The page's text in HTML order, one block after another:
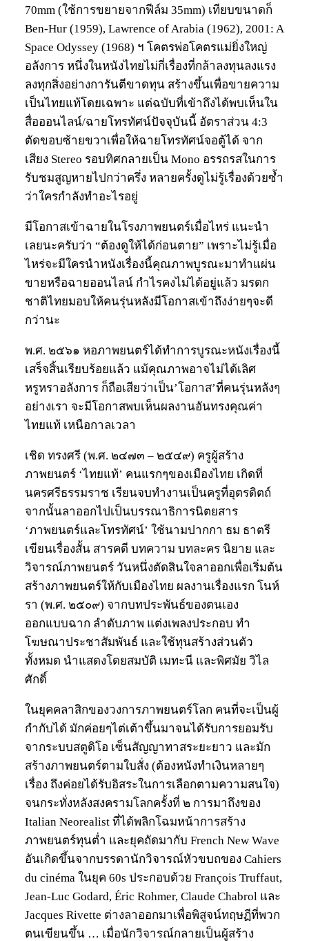
70mm (ใช้การขยายจากฟีล์ม 35mm) เทียบขนาดก็
Ben-Hur (1959), Lawrence of Arabia (1962), 2001: A
Space Odyssey (1968) ฯ โคตรพ่อโคตรแม่ยิ่งใหญ่
อลังการ หนึ่งในหนังไทยไม่กี่เรื่องที่กล้าลงทุนลงแรง
ลงทุกสิ่งอย่างการันตีขาดทุน สร้างขึ้นเพื่อขายความ
เป็นไทยแท้โดยเฉพาะ แต่ฉบับที่เข้าถึงได้พบเห็นใน
สื่อออนไลน์/ฉายโทรทัศน์ปัจจุบันนี้ อัตราส่วน 4:3
ตัดขอบซ้ายขวาเพื่อให้ฉายโทรทัศน์จอตู้ได้ จาก
เสียง Stereo รอบทิศกลายเป็น Mono อรรถรสในการ
รับชมสูญหายไปกว่าครึ่ง หลายครั้งดูไม่รู้เรื่องด้วยซ้ำ
ว่าใครกำลังทำอะไรอยู่
มีโอกาสเข้าฉายในโรงภาพยนตร์เมื่อไหร่ แนะนำ
เลยนะครับว่า “ต้องดูให้ได้ก่อนตาย” เพราะไม่รู้เมื่อ
ไหร่จะมีใครนำหนังเรื่องนี้คุณภาพบูรณะมาทำแผ่น
ขายหรือฉายออนไลน์ กำไรคงไม่ได้อยู่แล้ว มรดก
ชาติไทยมอบให้คนรุ่นหลังมีโอกาสเข้าถึงง่ายๆจะดี
กว่านะ
พ.ศ. ๒๕๖๑ หอภาพยนตร์ได้ทำการบูรณะหนังเรื่องนี้
เสร็จสิ้นเรียบร้อยแล้ว แม้คุณภาพอาจไม่ได้เลิศ
หรูหราอลังการ ก็ถือเสียว่าเป็น’โอกาส’ที่คนรุ่นหลังๆ
อย่างเรา จะมีโอกาสพบเห็นผลงานอันทรงคุณค่า
ไทยแท้ เหนือกาลเวลา
เชิด ทรงศรี (พ.ศ. ๒๔๗๓ – ๒๕๔๙) ครูผู้สร้าง
ภาพยนตร์ ‘ไทยแท้’ คนแรกๆของเมืองไทย เกิดที่
นครศรีธรรมราช เรียนจบทำงานเป็นครูที่อุตรดิตถ์
จากนั้นลาออกไปเป็นบรรณาธิการนิตยสาร
‘ภาพยนตร์และโทรทัศน์’ ใช้นามปากกา ธม ธาตรี
เขียนเรื่องสั้น สารคดี บทความ บทละคร นิยาย และ
วิจารณ์ภาพยนตร์ วันหนึ่งตัดสินใจลาออกเพื่อเริ่มต้น
สร้างภาพยนตร์ให้กับเมืองไทย ผลงานเรื่องแรก โนห์
รา (พ.ศ. ๒๕๐๙) จากบทประพันธ์ของตนเอง
ออกแบบฉาก ลำดับภาพ แต่งเพลงประกอบ ทำ
โฆษณาประชาสัมพันธ์ และใช้ทุนสร้างส่วนตัว
ทั้งหมด นำแสดงโดยสมบัติ เมทะนี และพิศมัย วิไล
ศักดิ์
ในยุคคลาสิกของวงการภาพยนตร์โลก คนที่จะเป็นผู้
กำกับได้ มักค่อยๆไต่เต้าขึ้นมาจนได้รับการยอมรับ
จากระบบสตูดิโอ เซ็นสัญญาทาสระยะยาว และมัก
สร้างภาพยนตร์ตามใบสั่ง (ต้องหนังทำเงินหลายๆ
เรื่อง ถึงค่อยได้รับอิสระในการเลือกตามความสนใจ)
จนกระทั่งหลังสงครามโลกครั้งที่ ๒ การมาถึงของ
Italian Neorealist ที่ได้พลิกโฉมหน้าการสร้าง
ภาพยนตร์ทุนต่ำ และยุคถัดมากับ French New Wave
อันเกิดขึ้นจากบรรดานักวิจารณ์หัวขบถของ Cahiers
du cinéma ในยุค 60s ประกอบด้วย François Truffaut,
Jean-Luc Godard, Éric Rohmer, Claude Chabrol และ
Jacques Rivette ต่างลาออกมาเพื่อพิสูจน์ทฤษฏีที่พวก
ตนเขียนขึ้น … เมื่อนักวิจารณ์กลายเป็นผู้สร้าง